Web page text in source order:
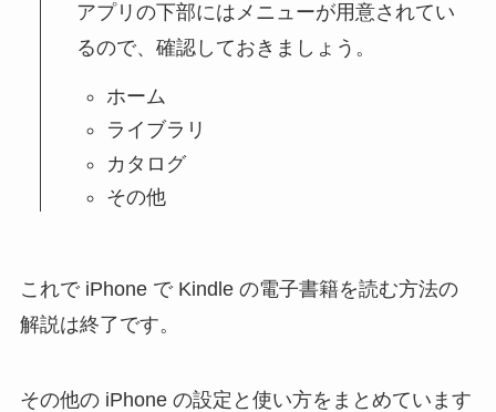
アプリの下部にはメニューが用意されてい
るので、確認しておきましょう。
ホーム
ライブラリ
カタログ
その他
これで iPhone で Kindle の電子書籍を読む方法の
解説は終了です。
その他の iPhone の設定と使い方をまとめています